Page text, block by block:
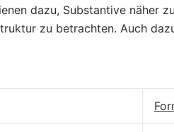
dazu, Substantive näher
zu betrachten. Auch